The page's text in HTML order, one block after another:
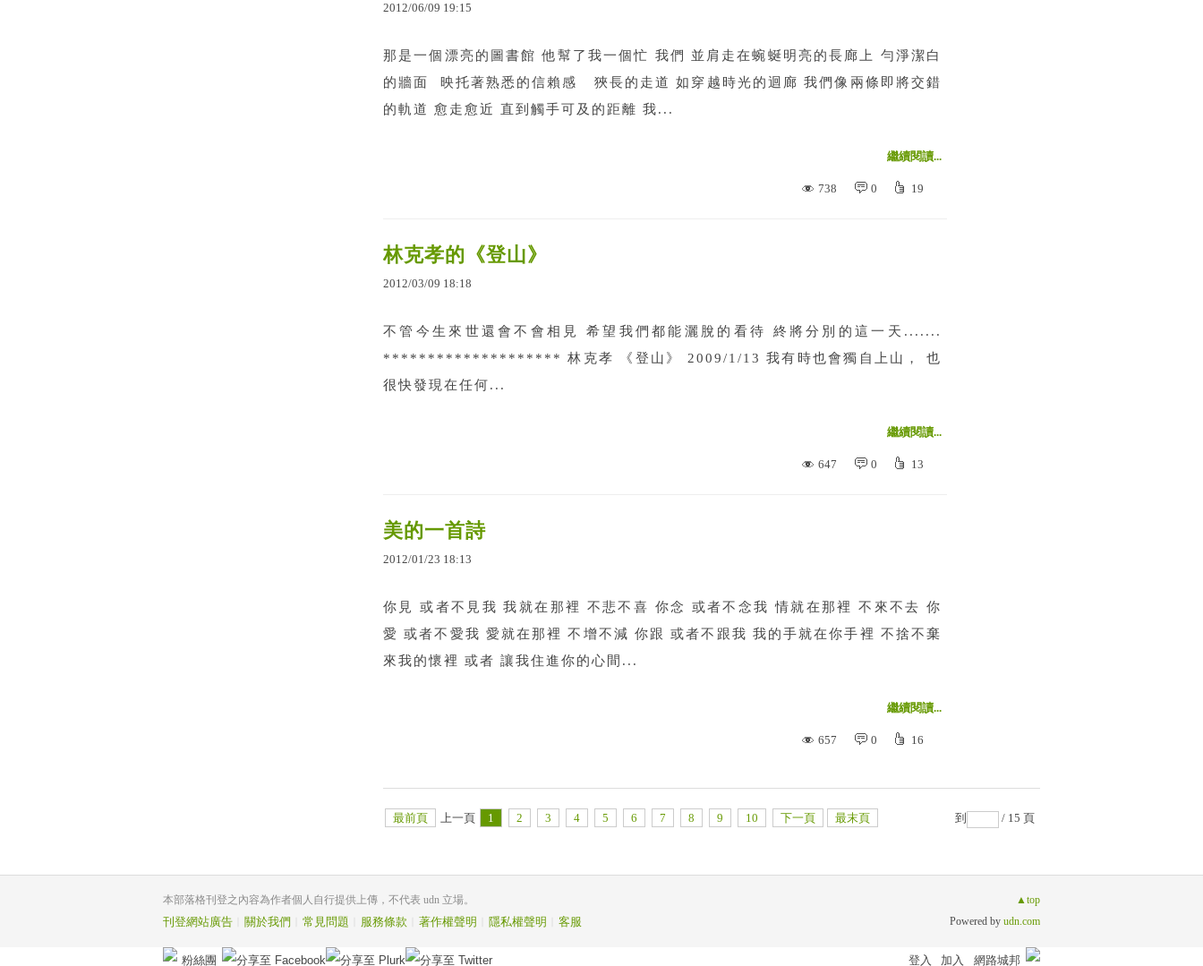
2012/06/09 19:15
那是一個漂亮的圖書館 他幫了我一個忙 我們 並肩走在蜿蜒明亮的長廊上 勻淨潔白
的牆面 映托著熟悉的信賴感 狹長的走道 如穿越時光的迴廊 我們像兩條即將交錯
的軌道 愈走愈近 直到觸手可及的距離 我...
繼續閱讀...
738 0 19
林克孝的《登山》
2012/03/09 18:18
不管今生來世還會不會相見 希望我們都能灑脫的看待 終將分別的這一天.......
******************** 林克孝 《登山》 2009/1/13 我有時也會獨自上山， 也
很快發現在任何...
繼續閱讀...
647 0 13
美的一首詩
2012/01/23 18:13
你見 或者不見我 我就在那裡 不悲不喜 你念 或者不念我 情就在那裡 不來不去 你
愛 或者不愛我 愛就在那裡 不增不減 你跟 或者不跟我 我的手就在你手裡 不捨不棄
來我的懷裡 或者 讓我住進你的心間...
繼續閱讀...
657 0 16
最前頁 上一頁 1 2 3 4 5 6 7 8 9 10 下一頁 最末頁 到 / 15 頁
▲top
本部落格刊登之內容為作者個人自行提供上傳，不代表 udn 立場。
刊登網站廣告 關於我們 常見問題 服務條款 著作權聲明 隱私權聲明 客服 Powered by udn.com
粉絲團 登入 加入 網路城邦